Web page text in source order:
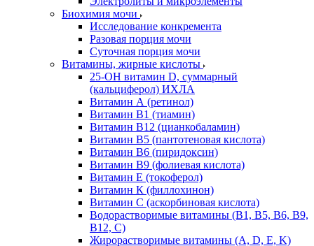
Биохимия мочи
Исследование конкремента
Разовая порция мочи
Суточная порция мочи
Витамины, жирные кислоты
25-OH витамин D, суммарный
(кальциферол) ИХЛА
Витамин А (ретинол)
Витамин В1 (тиамин)
Витамин В12 (цианкобаламин)
Витамин В5 (пантотеновая кислота)
Витамин В6 (пиридоксин)
Витамин В9 (фолиевая кислота)
Витамин Е (токоферол)
Витамин К (филлохинон)
Витамин С (аскорбиновая кислота)
Водорастворимые витамины (B1, B5, B6, В9,
В12, С)
Жирорастворимые витамины (A, D, E, K)